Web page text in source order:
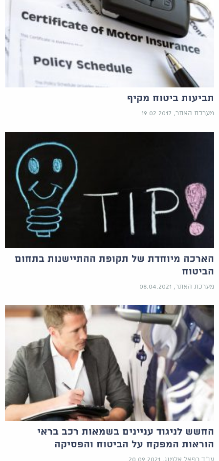
תביעות ביטוח מקיף
מערכת האתר, 19.02.2017
הארכה מיוחדת של תקופת ההתיישנות בתחום
הביטוח
מערכת האתר, 08.04.2021
החשש לניגוד עניינים בשמאות רכב בראי
הוראות המפקח על הביטוח והפסיקה